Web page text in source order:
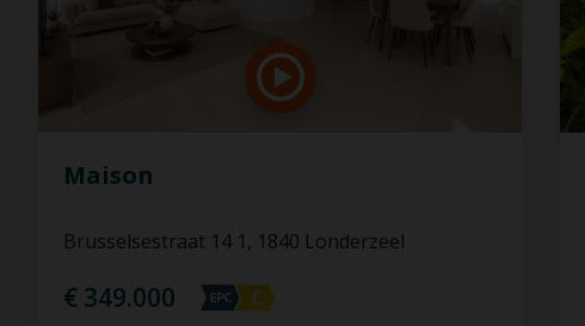
Maison
Brusselsestraat 14 1, 1840 Londerzeel
€ 349.000